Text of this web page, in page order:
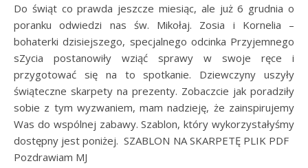
Do świąt co prawda jeszcze miesiąc, ale już 6 grudnia o
poranku odwiedzi nas św. Mikołaj. Zosia i Kornelia –
bohaterki dzisiejszego, specjalnego odcinka Przyjemnego
sZycia postanowiły wziąć sprawy w swoje ręce i
przygotować się na to spotkanie. Dziewczyny uszyły
świąteczne skarpety na prezenty. Zobaczcie jak poradziły
sobie z tym wyzwaniem, mam nadzieję, że zainspirujemy
Was do wspólnej zabawy. Szablon, który wykorzystałyśmy
dostępny jest poniżej. SZABLON NA SKARPETĘ PLIK PDF
Pozdrawiam MJ